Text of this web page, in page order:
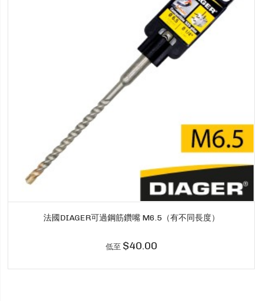
法國DIAGER可過鋼筋鑽嘴 M6.5（有不同長度）
低至 $40.00